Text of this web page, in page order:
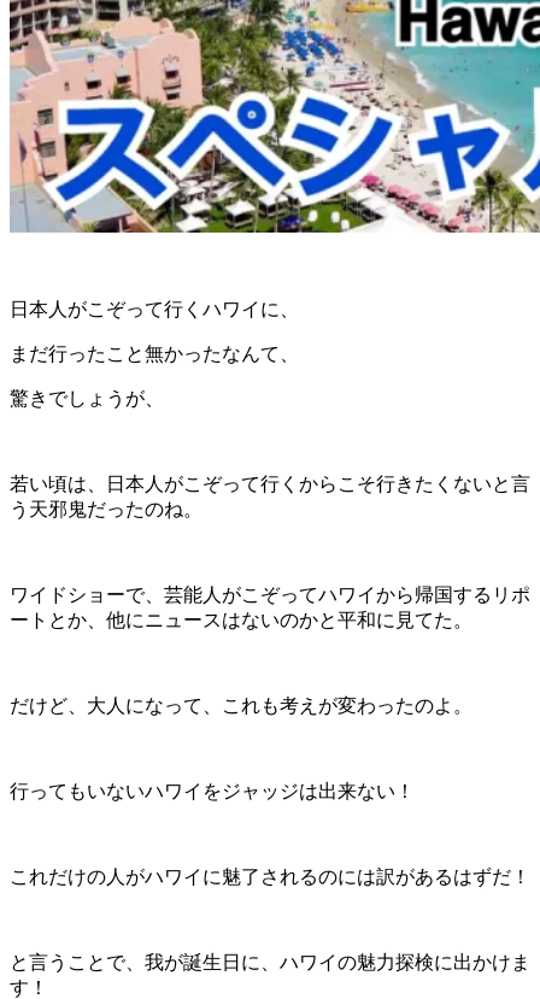
日本人がこぞって行くハワイに、
まだ行ったこと無かったなんて、
驚きでしょうが、
若い頃は、日本人がこぞって行くからこそ行きたくないと言
う天邪鬼だったのね。
ワイドショーで、芸能人がこぞってハワイから帰国するリポ
ートとか、他にニュースはないのかと平和に見てた。
だけど、大人になって、これも考えが変わったのよ。
行ってもいないハワイをジャッジは出来ない！
これだけの人がハワイに魅了されるのには訳があるはずだ！
と言うことで、我が誕生日に、ハワイの魅力探検に出かけま
す！